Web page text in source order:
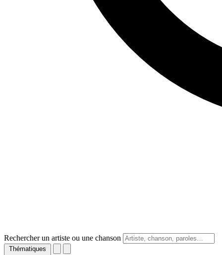
Rechercher un artiste ou une chanson
Thématiques